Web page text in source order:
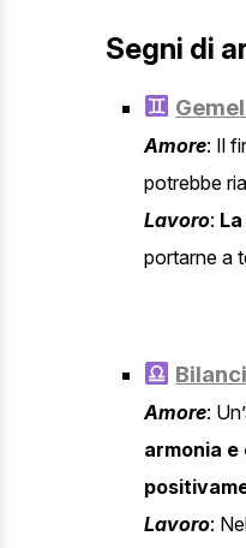
Segni di
Amore: Il
potrebbe
Lavoro:
portarne a
Amore:
armonia
Lavoro: